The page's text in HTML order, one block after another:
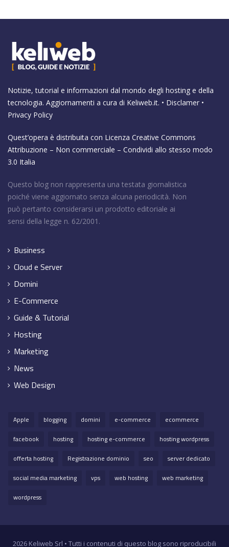
Notizie, tutorial e informazioni dal mondo degli hosting e della
tecnologia. Aggiornamenti a cura di Keliweb.it. • Disclamer •
Privacy Policy
Quest’opera è distribuita con Licenza Creative Commons
Attribuzione – Non commerciale – Condividi allo stesso modo
3.0 Italia
Questo blog non rappresenta una testata giornalistica
poiché viene aggiornato senza alcuna periodicità. Non
può pertanto considerarsi un prodotto editoriale ai
sensi della legge n. 62/2001.
Business
Cloud e Server
Domini
E-Commerce
Guide & Tutorial
Hosting
Marketing
News
Web Design
Apple blogging domini e-commerce
ecommerce
facebook
hosting hosting e-commerce
hosting wordpress
offerta hosting
Registrazione dominio seo
server dedicato
social media marketing
vps web hosting
web marketing
wordpress
2026 Keliweb Srl • Tutti i contenuti di questo blog sono riproducibili